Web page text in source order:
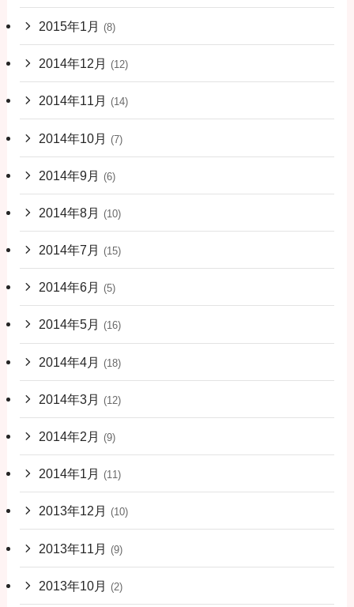
2015年1月 (8)
2014年12月 (12)
2014年11月 (14)
2014年10月 (7)
2014年9月 (6)
2014年8月 (10)
2014年7月 (15)
2014年6月 (5)
2014年5月 (16)
2014年4月 (18)
2014年3月 (12)
2014年2月 (9)
2014年1月 (11)
2013年12月 (10)
2013年11月 (9)
2013年10月 (2)